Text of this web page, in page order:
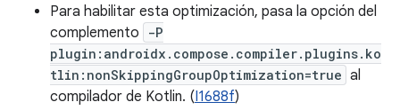
Para habilitar esta optimización, pasa la opción del
complemento
-P
plugin:androidx.compose.compiler.plugins.ko
tlin:nonSkippingGroupOptimization=true al
compilador de Kotlin. (I1688f)